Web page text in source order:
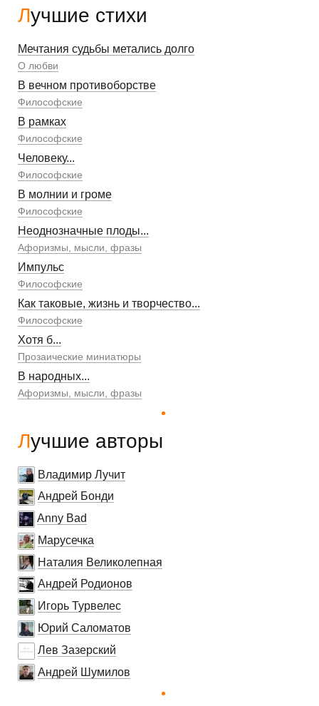
Лучшие стихи
Мечтания судьбы метались долго
О любви
В вечном противоборстве
Философские
В рамках
Философские
Человеку...
Философские
В молнии и громе
Философские
Неоднозначные плоды...
Афоризмы, мысли, фразы
Импульс
Философские
Как таковые, жизнь и творчество...
Философские
Хотя б...
Прозаические миниатюры
В народных...
Афоризмы, мысли, фразы
Лучшие авторы
Владимир Лучит
Андрей Бонди
Anny Bad
Марусечка
Наталия Великолепная
Андрей Родионов
Игорь Турвелес
Юрий Саломатов
Лев Зазерский
Андрей Шумилов